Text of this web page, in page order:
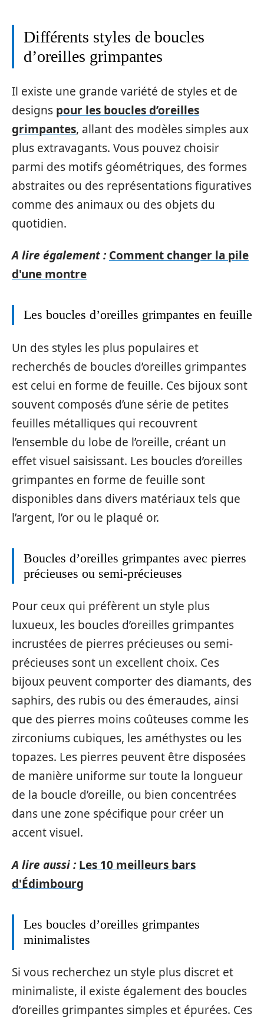
Différents styles de boucles
d’oreilles grimpantes
Il existe une grande variété de styles et de
designs pour les boucles d’oreilles
grimpantes, allant des modèles simples aux
plus extravagants. Vous pouvez choisir
parmi des motifs géométriques, des formes
abstraites ou des représentations figuratives
comme des animaux ou des objets du
quotidien.
A lire également : Comment changer la pile
d'une montre
Les boucles d’oreilles grimpantes en feuille
Un des styles les plus populaires et
recherchés de boucles d’oreilles grimpantes
est celui en forme de feuille. Ces bijoux sont
souvent composés d’une série de petites
feuilles métalliques qui recouvrent
l’ensemble du lobe de l’oreille, créant un
effet visuel saisissant. Les boucles d’oreilles
grimpantes en forme de feuille sont
disponibles dans divers matériaux tels que
l’argent, l’or ou le plaqué or.
Boucles d’oreilles grimpantes avec pierres
précieuses ou semi-précieuses
Pour ceux qui préfèrent un style plus
luxueux, les boucles d’oreilles grimpantes
incrustées de pierres précieuses ou semi-
précieuses sont un excellent choix. Ces
bijoux peuvent comporter des diamants, des
saphirs, des rubis ou des émeraudes, ainsi
que des pierres moins coûteuses comme les
zirconiums cubiques, les améthystes ou les
topazes. Les pierres peuvent être disposées
de manière uniforme sur toute la longueur
de la boucle d’oreille, ou bien concentrées
dans une zone spécifique pour créer un
accent visuel.
A lire aussi : Les 10 meilleurs bars
d'Édimbourg
Les boucles d’oreilles grimpantes
minimalistes
Si vous recherchez un style plus discret et
minimaliste, il existe également des boucles
d’oreilles grimpantes simples et épurées. Ces